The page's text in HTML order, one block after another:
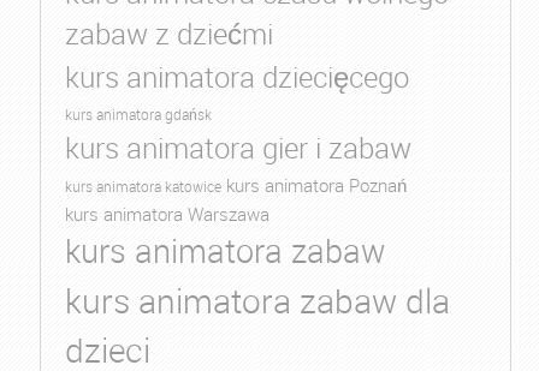
zabaw z dziećmi
kurs animatora dziecięcego
kurs animatora gdańsk
kurs animatora gier i zabaw
kurs animatora katowice kurs animatora Poznań
kurs animatora Warszawa
kurs animatora zabaw
kurs animatora zabaw dla
dzieci